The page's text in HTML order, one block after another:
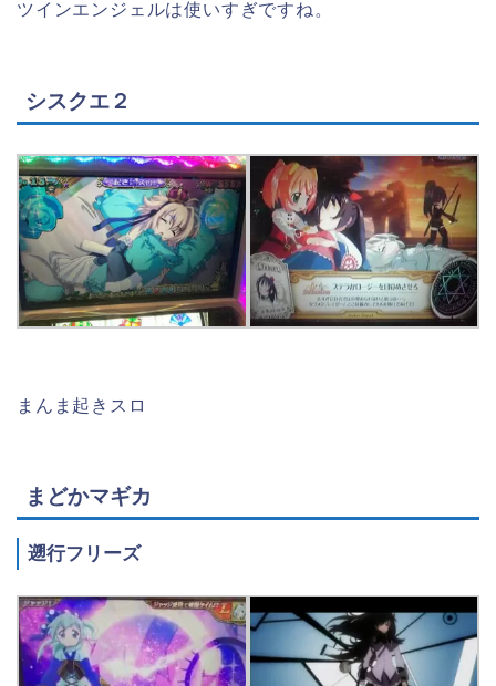
ツインエンジェルは使いすぎですね。
シスクエ２
まんま起きスロ
まどかマギカ
遡行フリーズ